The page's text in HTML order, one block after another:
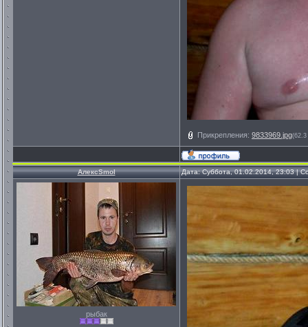
Прикрепления: 9833969.jpg(62.3
АлексSmol Дата: Суббота, 01.02.2014, 23:03 |
рыбак